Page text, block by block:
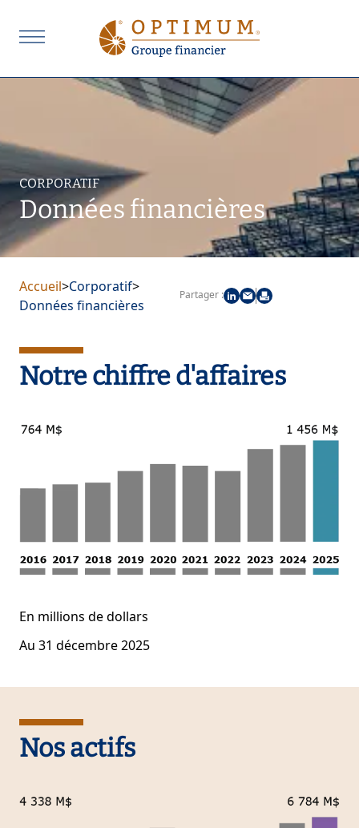
CORPORATIF
Données financières
Accueil>Corporatif>
Données financières
Partager :
Notre chiffre d'affaires
En millions de dollars
Au 31 décembre 2025
Nos actifs